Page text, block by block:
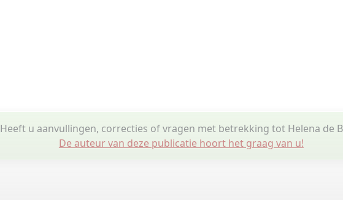
Heeft u aanvullingen, correcties of vragen met betrekking tot Helena de
De auteur van deze publicatie hoort het graag van u!